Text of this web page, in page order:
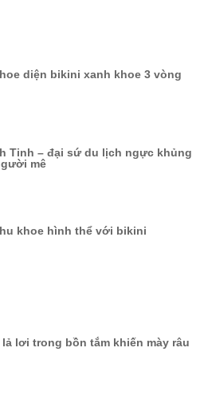
diện bikini xanh khoe 3 vòng
Tinh – đại sứ du lịch ngực khủng
mê
khoe hình thể với bikini
lơi trong bồn tắm khiến mày râu